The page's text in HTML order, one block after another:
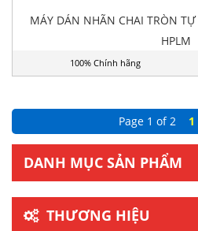
MÁY DÁN NHÃN CHAI TRÒN
HPLM
100% Chính hãng
Page 1 of 2 1
DANH MỤC SẢN PHẨM
THƯƠNG HIỆU